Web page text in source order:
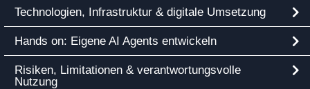
Technologien, Infrastruktur & digitale Umsetzung
Hands on: Eigene AI Agents entwickeln
Risiken, Limitationen & verantwortungsvolle
Nutzung